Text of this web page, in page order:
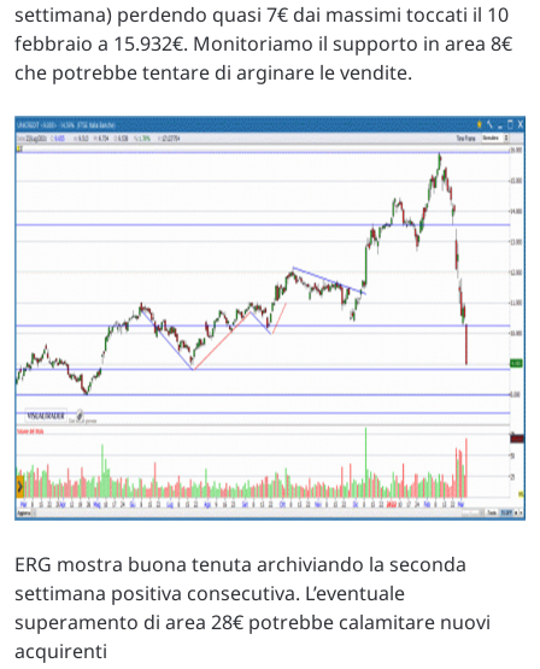
settimana) perdendo quasi 7€ dai massimi toccati il 10
febbraio a 15.932€. Monitoriamo il supporto in area 8€
che potrebbe tentare di arginare le vendite.
ERG mostra buona tenuta archiviando la seconda
settimana positiva consecutiva. L’eventuale
superamento di area 28€ potrebbe calamitare nuovi
acquirenti